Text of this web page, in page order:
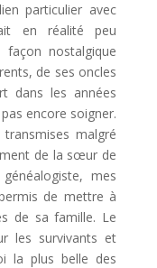
particulier avec
en réalité peu
nostalgique
de ses oncles
dans les années
encore soigner.
malgré
de la sœur de
mes
de mettre à
de sa famille. Le
les survivants et
la plus belle des